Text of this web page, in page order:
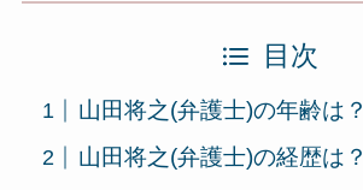
目次
山田将之(弁護士)の年齢は？
山田将之(弁護士)の経歴は？